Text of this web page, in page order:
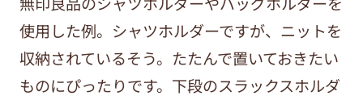
使用した例。シャツホルダーですが、ニットを
収納されているそう。たたんで置いておきたい
ものにぴったりです。下段のスラックスホルダ